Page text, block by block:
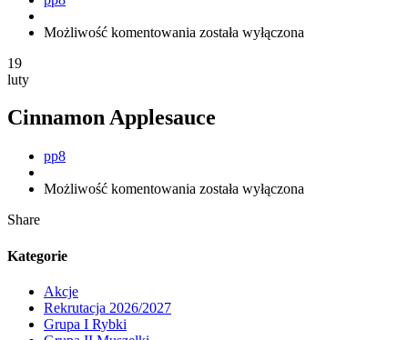
Możliwość komentowania Cinnamon
została wyłączona
19
luty
Cinnamon Applesauce
Author
pp8
Możliwość komentowania Cinnamon
została wyłączona
Share
Kategorie
Akcje
Rekrutacja 2026/2027
Grupa I Rybki